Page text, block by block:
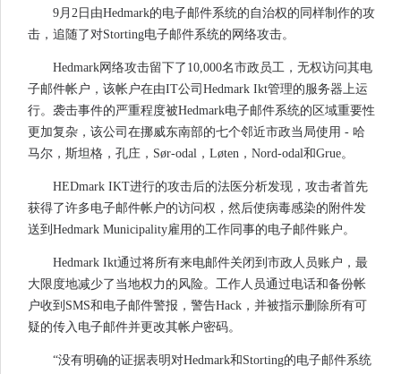
9月2日由Hedmark的电子邮件系统的自治权的同样制作的攻
击，追随了对Storting电子邮件系统的网络攻击。
Hedmark网络攻击留下了10,000名市政员工，无权访问其电
子邮件帐户，该帐户在由IT公司Hedmark Ikt管理的服务器上运
行。袭击事件的严重程度被Hedmark电子邮件系统的区域重要性
更加复杂，该公司在挪威东南部的七个邻近市政当局使用 - 哈
马尔，斯坦格，孔庄，Sør-odal，Løten，Nord-odal和Grue。
HEDmark IKT进行的攻击后的法医分析发现，攻击者首先
获得了许多电子邮件帐户的访问权，然后使病毒感染的附件发
送到Hedmark Municipality雇用的工作同事的电子邮件账户。
Hedmark Ikt通过将所有来电邮件关闭到市政人员账户，最
大限度地减少了当地权力的风险。工作人员通过电话和备份帐
户收到SMS和电子邮件警报，警告Hack，并被指示删除所有可
疑的传入电子邮件并更改其帐户密码。
“没有明确的证据表明对Hedmark和Storting的电子邮件系统